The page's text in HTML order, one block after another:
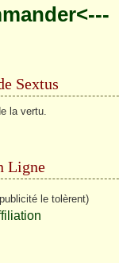
Sextus
la vertu.
Ligne
le tolèrent)